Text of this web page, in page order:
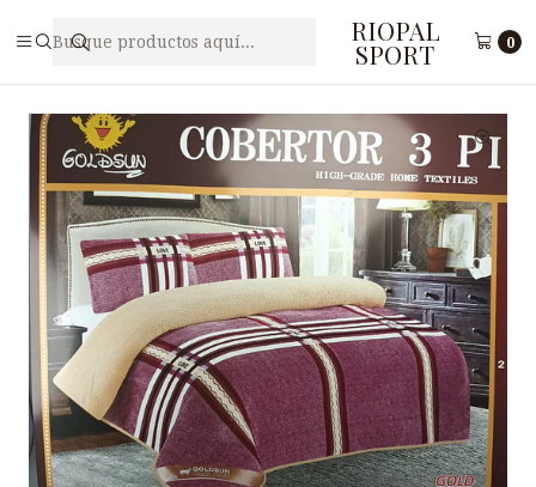
RIOPAL
SPORT 0
Cobertores
COBERTOR 3 PIEZAS GOLDSUN 30273